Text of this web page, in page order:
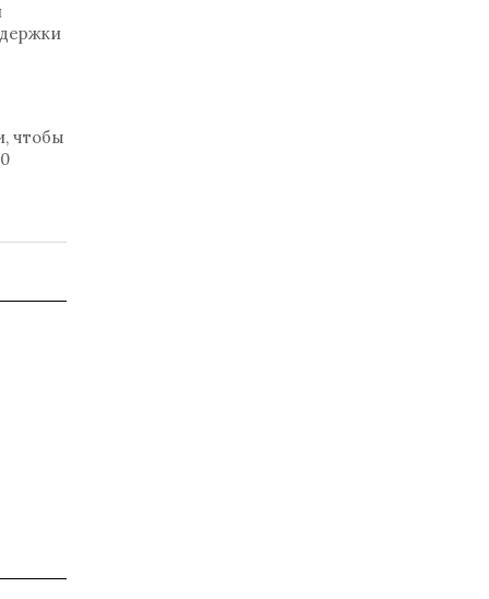
чтобы